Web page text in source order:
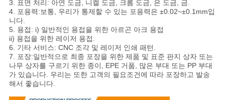
개
인
정
보
3. 표면 처리: 아연 도금, 니켈 도금, 크롬 도금, 은 도금, 금.
4. 포용력:보통, 우리가 통제할 수 있는 포용력은 ±0.02~±0.1mm입
니다.
5. 용접: i) 일반적인 용접을 위한 아르곤 아크 용접
ii) 용접을 위한 레이저 용접.
6. 기타 서비스: CNC 조각 및 레이저 인쇄 패턴.
7. 포장:일반적으로 최종 포장을 위한 제품 및 표준 판지 상자 또는
나무 상자를 구르기 위한 종이, EPE 거품, 많은 부대 또는 PP 부대
가 있습니다. 우리는 또한 고객의 필요조건에 따라 포장하고 발송
해서 좋습니다.